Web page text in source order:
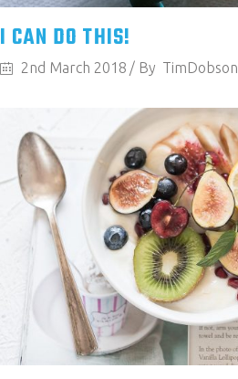
I CAN DO THIS!
2nd March 2018 By TimDobson